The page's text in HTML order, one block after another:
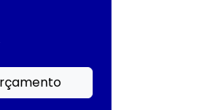
industriais
de energia